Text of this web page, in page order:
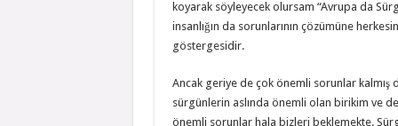
koyarak söyleyecek olursam “Avrupa da
insanlığın da sorunlarının çözümüne
göstergesidir.
Ancak geriye de çok önemli sorunlar
sürgünlerin aslında önemli olan birikim ve
önemli sorunlar hala bizleri beklemekte.